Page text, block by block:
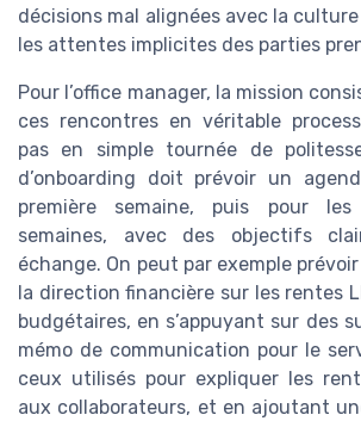
décisions mal alignées avec la
les attentes implicites des parties
Pour l’office manager, la mission
ces rencontres en véritable
pas en simple tournée de
d’onboarding doit prévoir un
première semaine, puis pour
semaines, avec des objectifs
échange. On peut par exemple
la direction financière sur les rentes
budgétaires, en s’appuyant sur des
mémo de communication pour le
ceux utilisés pour expliquer les
aux collaborateurs, et en ajoutant